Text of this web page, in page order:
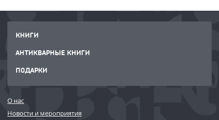
КНИГИ
АНТИКВАРНЫЕ КНИГИ
ПОДАРКИ
О нас
Новости и мероприятия